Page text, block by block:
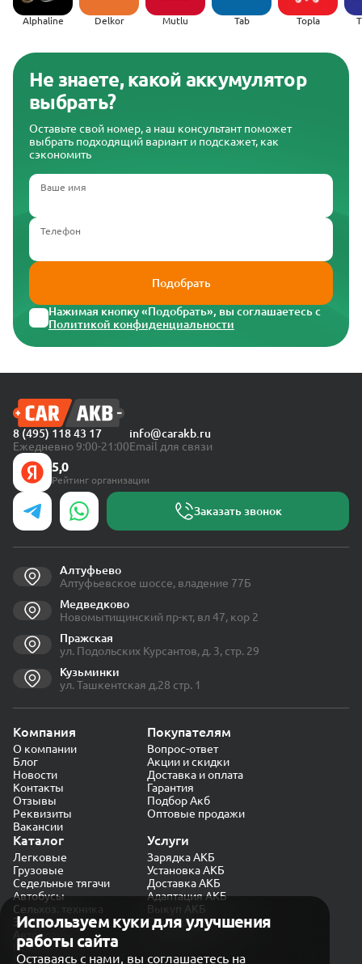
Alphaline Delkor Mutlu Tab Topla
Не знаете, какой аккумулятор
выбрать?
Оставьте свой номер, а наш консультант поможет
выбрать подходящий вариант и подскажет, как
сэкономить
Ваше имя
Телефон
Подобрать
Нажимая кнопку «Подобрать», вы соглашаетесь с
Политикой конфиденциальности
Используем куки для улучшения
работы сайта
Оставаясь с нами, вы соглашаетесь на
8 (495) 118 43 17
Ежедневно 9:00-21:00
info@carakb.ru
Email для связи
5,0
Рейтинг организации
Заказать звонок
Алтуфьево
Алтуфьевское шоссе, владение 77Б
Медведково
Новомытищинский пр-кт, вл 47, кор 2
Пражская
ул. Подольских Курсантов, д. 3, стр. 29
Кузьминки
ул. Ташкентская д.28 стр. 1
Компания
О компании
Блог
Новости
Контакты
Отзывы
Реквизиты
Вакансии
Покупателям
Вопрос-ответ
Акции и скидки
Доставка и оплата
Гарантия
Подбор Акб
Оптовые продажи
Каталог
Легковые
Грузовые
Седельные тягачи
Автобусы
Сельхоз. техника
Экскаваторы
Автокраны
Услуги
Зарядка АКБ
Установка АКБ
Доставка АКБ
Адаптация АКБ
Выкуп АКБ
Проверка генератора
Политика конфиденциальности
Обработка персональных данных